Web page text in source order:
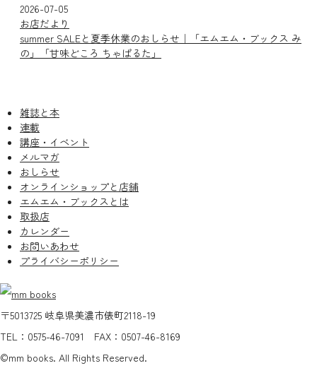
2026-07-05
お店だより
summer SALEと夏季休業のおしらせ｜「エムエム・ブックス み
の」「甘味どころ ちゃぱるた」
雑誌と本
連載
講座・イベント
メルマガ
おしらせ
オンラインショップと店舗
エムエム・ブックスとは
取扱店
カレンダー
お問いあわせ
プライバシーポリシー
〒5013725 岐阜県美濃市俵町2118-19
TEL：0575-46-7091 FAX：0507-46-8169
©mm books. All Rights Reserved.